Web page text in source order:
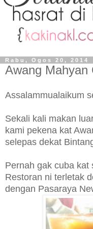
Rabu, Ogos 20, 2014
Awang Mahyan
Assalammualaikum
Sekali kali makan
kami pekena kat
selepas dekat
Pernah gak cuba kat
Restoran ni terletak
dengan Pasaraya